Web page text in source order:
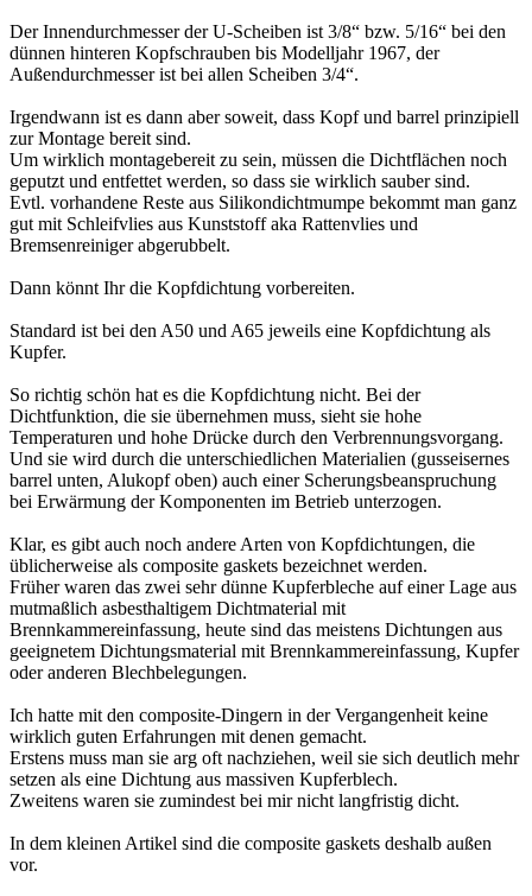
Der Innendurchmesser der U-Scheiben ist 3/8“ bzw. 5/16“ bei den
dünnen hinteren Kopfschrauben bis Modelljahr 1967, der
Außendurchmesser ist bei allen Scheiben 3/4“.
Irgendwann ist es dann aber soweit, dass Kopf und barrel prinzipiell
zur Montage bereit sind.
Um wirklich montagebereit zu sein, müssen die Dichtflächen noch
geputzt und entfettet werden, so dass sie wirklich sauber sind.
Evtl. vorhandene Reste aus Silikondichtmumpe bekommt man ganz
gut mit Schleifvlies aus Kunststoff aka Rattenvlies und
Bremsenreiniger abgerubbelt.
Dann könnt Ihr die Kopfdichtung vorbereiten.
Standard ist bei den A50 und A65 jeweils eine Kopfdichtung als
Kupfer.
So richtig schön hat es die Kopfdichtung nicht. Bei der
Dichtfunktion, die sie übernehmen muss, sieht sie hohe
Temperaturen und hohe Drücke durch den Verbrennungsvorgang.
Und sie wird durch die unterschiedlichen Materialien (gusseisernes
barrel unten, Alukopf oben) auch einer Scherungsbeanspruchung
bei Erwärmung der Komponenten im Betrieb unterzogen.
Klar, es gibt auch noch andere Arten von Kopfdichtungen, die
üblicherweise als composite gaskets bezeichnet werden.
Früher waren das zwei sehr dünne Kupferbleche auf einer Lage aus
mutmaßlich asbesthaltigem Dichtmaterial mit
Brennkammereinfassung, heute sind das meistens Dichtungen aus
geeignetem Dichtungsmaterial mit Brennkammereinfassung, Kupfer
oder anderen Blechbelegungen.
Ich hatte mit den composite-Dingern in der Vergangenheit keine
wirklich guten Erfahrungen mit denen gemacht.
Erstens muss man sie arg oft nachziehen, weil sie sich deutlich mehr
setzen als eine Dichtung aus massiven Kupferblech.
Zweitens waren sie zumindest bei mir nicht langfristig dicht.
In dem kleinen Artikel sind die composite gaskets deshalb außen
vor.